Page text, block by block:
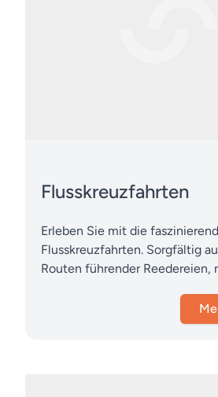
Flusskreuzfahrten
Erleben Sie mit die
Flusskreuzfahrten. Sorgfältig
Routen führender Reedereien,